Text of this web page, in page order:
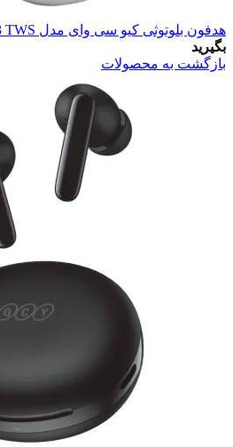
هدفون بلوتوثی کیو سی وای مدل T13 TWS
بگیرید
بازگشت به محصولات